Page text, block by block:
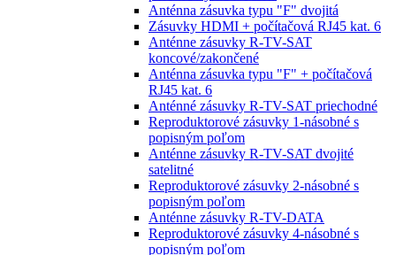
Anténna zásuvka typu "F" dvojitá
Zásuvky HDMI + počítačová RJ45 kat. 6
Anténne zásuvky R-TV-SAT
koncové/zakončené
Anténna zásuvka typu "F" + počítačová
RJ45 kat. 6
Anténné zásuvky R-TV-SAT priechodné
Reproduktorové zásuvky 1-násobné s
popisným poľom
Anténne zásuvky R-TV-SAT dvojité
satelitné
Reproduktorové zásuvky 2-násobné s
popisným poľom
Anténne zásuvky R-TV-DATA
Reproduktorové zásuvky 4-násobné s
popisným poľom